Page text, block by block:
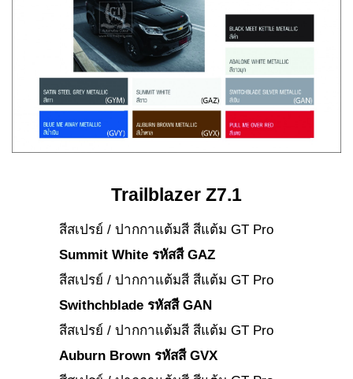
Trailblazer Z7.1
สีสเปรย์ / ปากกาแต้มสี สีแต้ม GT Pro
Summit White รหัสสี GAZ
สีสเปรย์ / ปากกาแต้มสี สีแต้ม GT Pro
Swithchblade รหัสสี GAN
สีสเปรย์ / ปากกาแต้มสี สีแต้ม GT Pro
Auburn Brown รหัสสี GVX